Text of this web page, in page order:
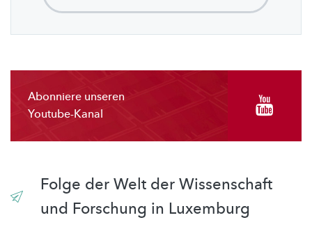
Abonniere unseren
Youtube-Kanal
Folge der Welt der Wissenschaft
und Forschung in Luxemburg